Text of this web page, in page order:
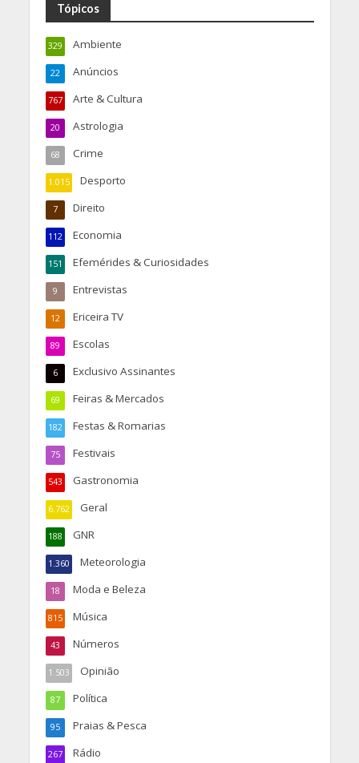
Tópicos
Ambiente
329
Anúncios
22
Arte & Cultura
767
Astrologia
20
Crime
68
Desporto
1.015
Direito
7
Economia
112
Efemérides & Curiosidades
151
Entrevistas
9
Ericeira TV
12
Escolas
89
Exclusivo Assinantes
6
Feiras & Mercados
69
Festas & Romarias
182
Festivais
75
Gastronomia
543
Geral
6.762
GNR
188
Meteorologia
1.360
Moda e Beleza
18
Música
815
Números
43
Opinião
1.503
Política
87
Praias & Pesca
95
Rádio
267